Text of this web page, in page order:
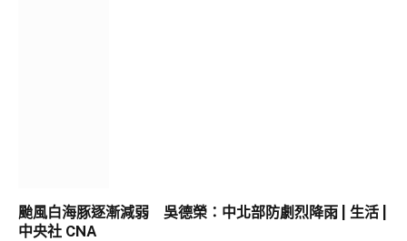
颱風白海豚逐漸減弱 吳德榮：中北部防劇烈降雨 | 生活 |
中央社 CNA